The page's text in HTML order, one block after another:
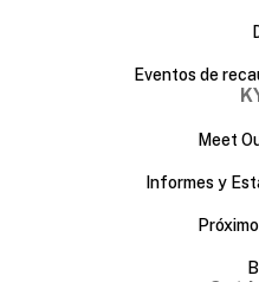
Eventos de
Meet
Informes y